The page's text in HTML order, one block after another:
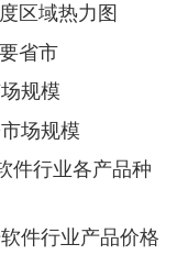
区域热力图
省市
规模
场规模
件行业各产品种
件行业产品价格